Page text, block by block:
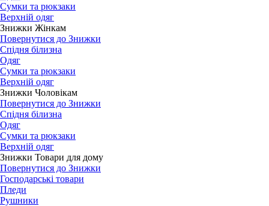
Сумки та рюкзаки
Верхній одяг
Знижки Жінкам
Повернутися до Знижки
Спідня білизна
Одяг
Сумки та рюкзаки
Верхній одяг
Знижки Чоловікам
Повернутися до Знижки
Спідня білизна
Одяг
Сумки та рюкзаки
Верхній одяг
Знижки Товари для дому
Повернутися до Знижки
Господарські товари
Пледи
Рушники